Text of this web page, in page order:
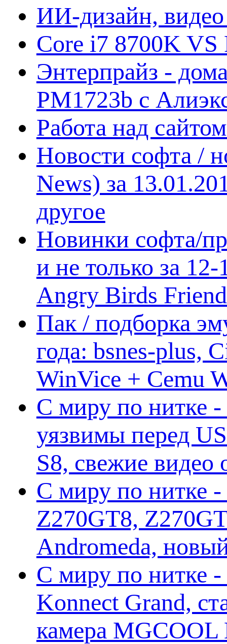
ИИ-дизайн,
Core i7 8700K VS
Энтерпрайз -
PM1723b с
Работа над
Новости софта /
News) за
другое
Новинки софта/
и не только за
Angry Birds
Пак / подборка
года: bsnes-plus,
WinVice + Cemu
С миру по нитке
уязвимы перед
S8, свежие
С миру по нитке -
Z270GT8,
Andromeda,
С миру по нитке -
Konnect Grand,
камера MGCOOL